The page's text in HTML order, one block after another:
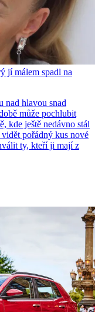
jí málem spadl na
nad hlavou snad
může pochlubit
kde ještě nedávno stál
pořádný kus nové
ty, kteří ji mají z